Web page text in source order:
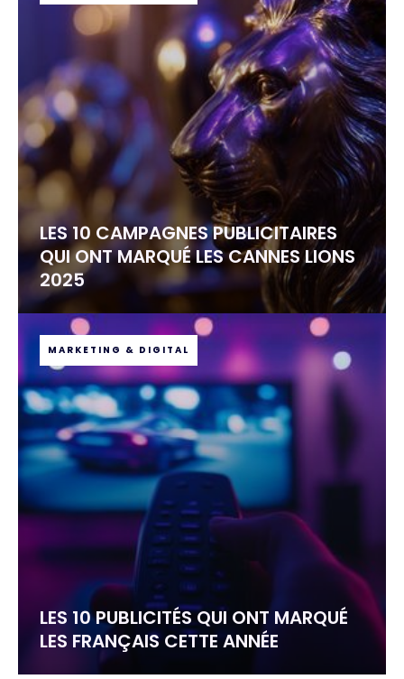
LES 10 CAMPAGNES PUBLICITAIRES
QUI ONT MARQUÉ LES CANNES LIONS
2025
MARKETING & DIGITAL
LES 10 PUBLICITÉS QUI ONT MARQUÉ
LES FRANÇAIS CETTE ANNÉE